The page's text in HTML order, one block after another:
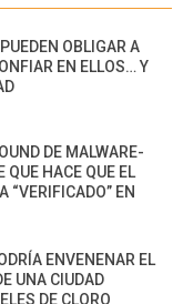
OBLIGAR A
EN ELLOS… Y
DE MALWARE-
HACE QUE EL
“VERIFICADO” EN
ENVENENAR EL
UNA CIUDAD
DE CLORO